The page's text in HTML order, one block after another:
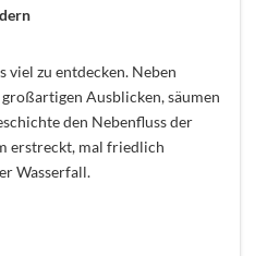
viel zu entdecken. Neben
Ausblicken, säumen
den Nebenfluss der
erstreckt, mal friedlich
Wasserfall.